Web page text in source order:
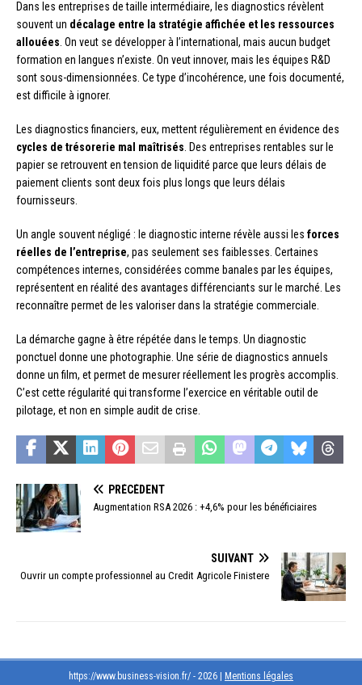
Dans les entreprises de taille intermédiaire, les diagnostics révèlent
souvent un décalage entre la stratégie affichée et les ressources
allouées . On veut se développer à l’international, mais aucun budget
formation en langues n’existe. On veut innover, mais les équipes R&D
sont sous-dimensionnées. Ce type d’incohérence, une fois documenté,
est difficile à ignorer.
Les diagnostics financiers, eux, mettent régulièrement en évidence des
cycles de trésorerie mal maîtrisés . Des entreprises rentables sur le
papier se retrouvent en tension de liquidité parce que leurs délais de
paiement clients sont deux fois plus longs que leurs délais
fournisseurs.
Un angle souvent négligé : le diagnostic interne révèle aussi les forces
réelles de l’entreprise, pas seulement ses faiblesses. Certaines
compétences internes, considérées comme banales par les équipes,
représentent en réalité des avantages différenciants sur le marché. Les
reconnaître permet de les valoriser dans la stratégie commerciale.
La démarche gagne à être répétée dans le temps. Un diagnostic
ponctuel donne une photographie. Une série de diagnostics annuels
donne un film, et permet de mesurer réellement les progrès accomplis.
C’est cette régularité qui transforme l’exercice en véritable outil de
pilotage, et non en simple audit de crise.
PRÉCÉDENT
Augmentation RSA 2026 : +4,6% pour les bénéficiaires
SUIVANT
Ouvrir un compte professionnel au Credit Agricole Finistere
https://www.business-vision.fr/ - 2026 | Mentions légales